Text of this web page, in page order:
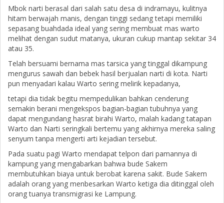
Mbok narti berasal dari salah satu desa di indramayu, kulitnya
hitam berwajah manis, dengan tinggi sedang tetapi memiliki
sepasang buahdada ideal yang sering membuat mas warto
melihat dengan sudut matanya, ukuran cukup mantap sekitar 34
atau 35.
Telah bersuami bernama mas tarsica yang tinggal dikampung
mengurus sawah dan bebek hasil berjualan narti di kota. Narti
pun menyadari kalau Warto sering melirik kepadanya,
tetapi dia tidak begitu mempedulikan bahkan cenderung
semakin berani mengekspos bagian-bagian tubuhnya yang
dapat mengundang hasrat birahi Warto, malah kadang tatapan
Warto dan Narti seringkali bertemu yang akhirnya mereka saling
senyum tanpa mengerti arti kejadian tersebut.
Pada suatu pagi Warto mendapat telpon dari pamannya di
kampung yang mengabarkan bahwa bude Sakem
membutuhkan biaya untuk berobat karena sakit. Bude Sakem
adalah orang yang menbesarkan Warto ketiga dia ditinggal oleh
orang tuanya transmigrasi ke Lampung.